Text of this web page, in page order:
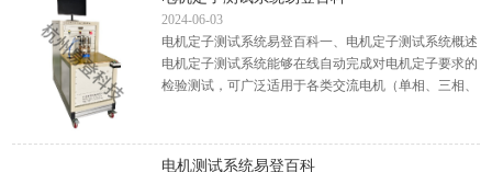
2024-06-03
电机定子测试系统易登百科一、电机定子测试系统概述
电机定子测试系统能够在线自动完成对电机定子要求的
检验测试，可广泛适用于各类交流电机（单相、三相、
电机测试系统易登百科